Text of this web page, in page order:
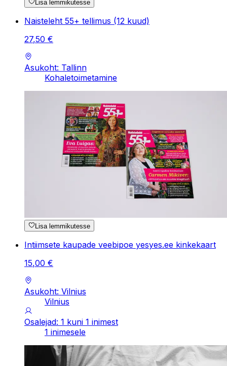
Lisa lemmikutesse
Naisteleht 55+ tellimus (12 kuud)
27,50 €
Asukoht: Tallinn
Kohaletoimetamine
Lisa lemmikutesse
Intiimsete kaupade veebipoe yesyes.ee kinkekaart
15,00 €
Asukoht: Vilnius
Vilnius
Osalejad: 1 kuni 1 inimest
1 inimesele